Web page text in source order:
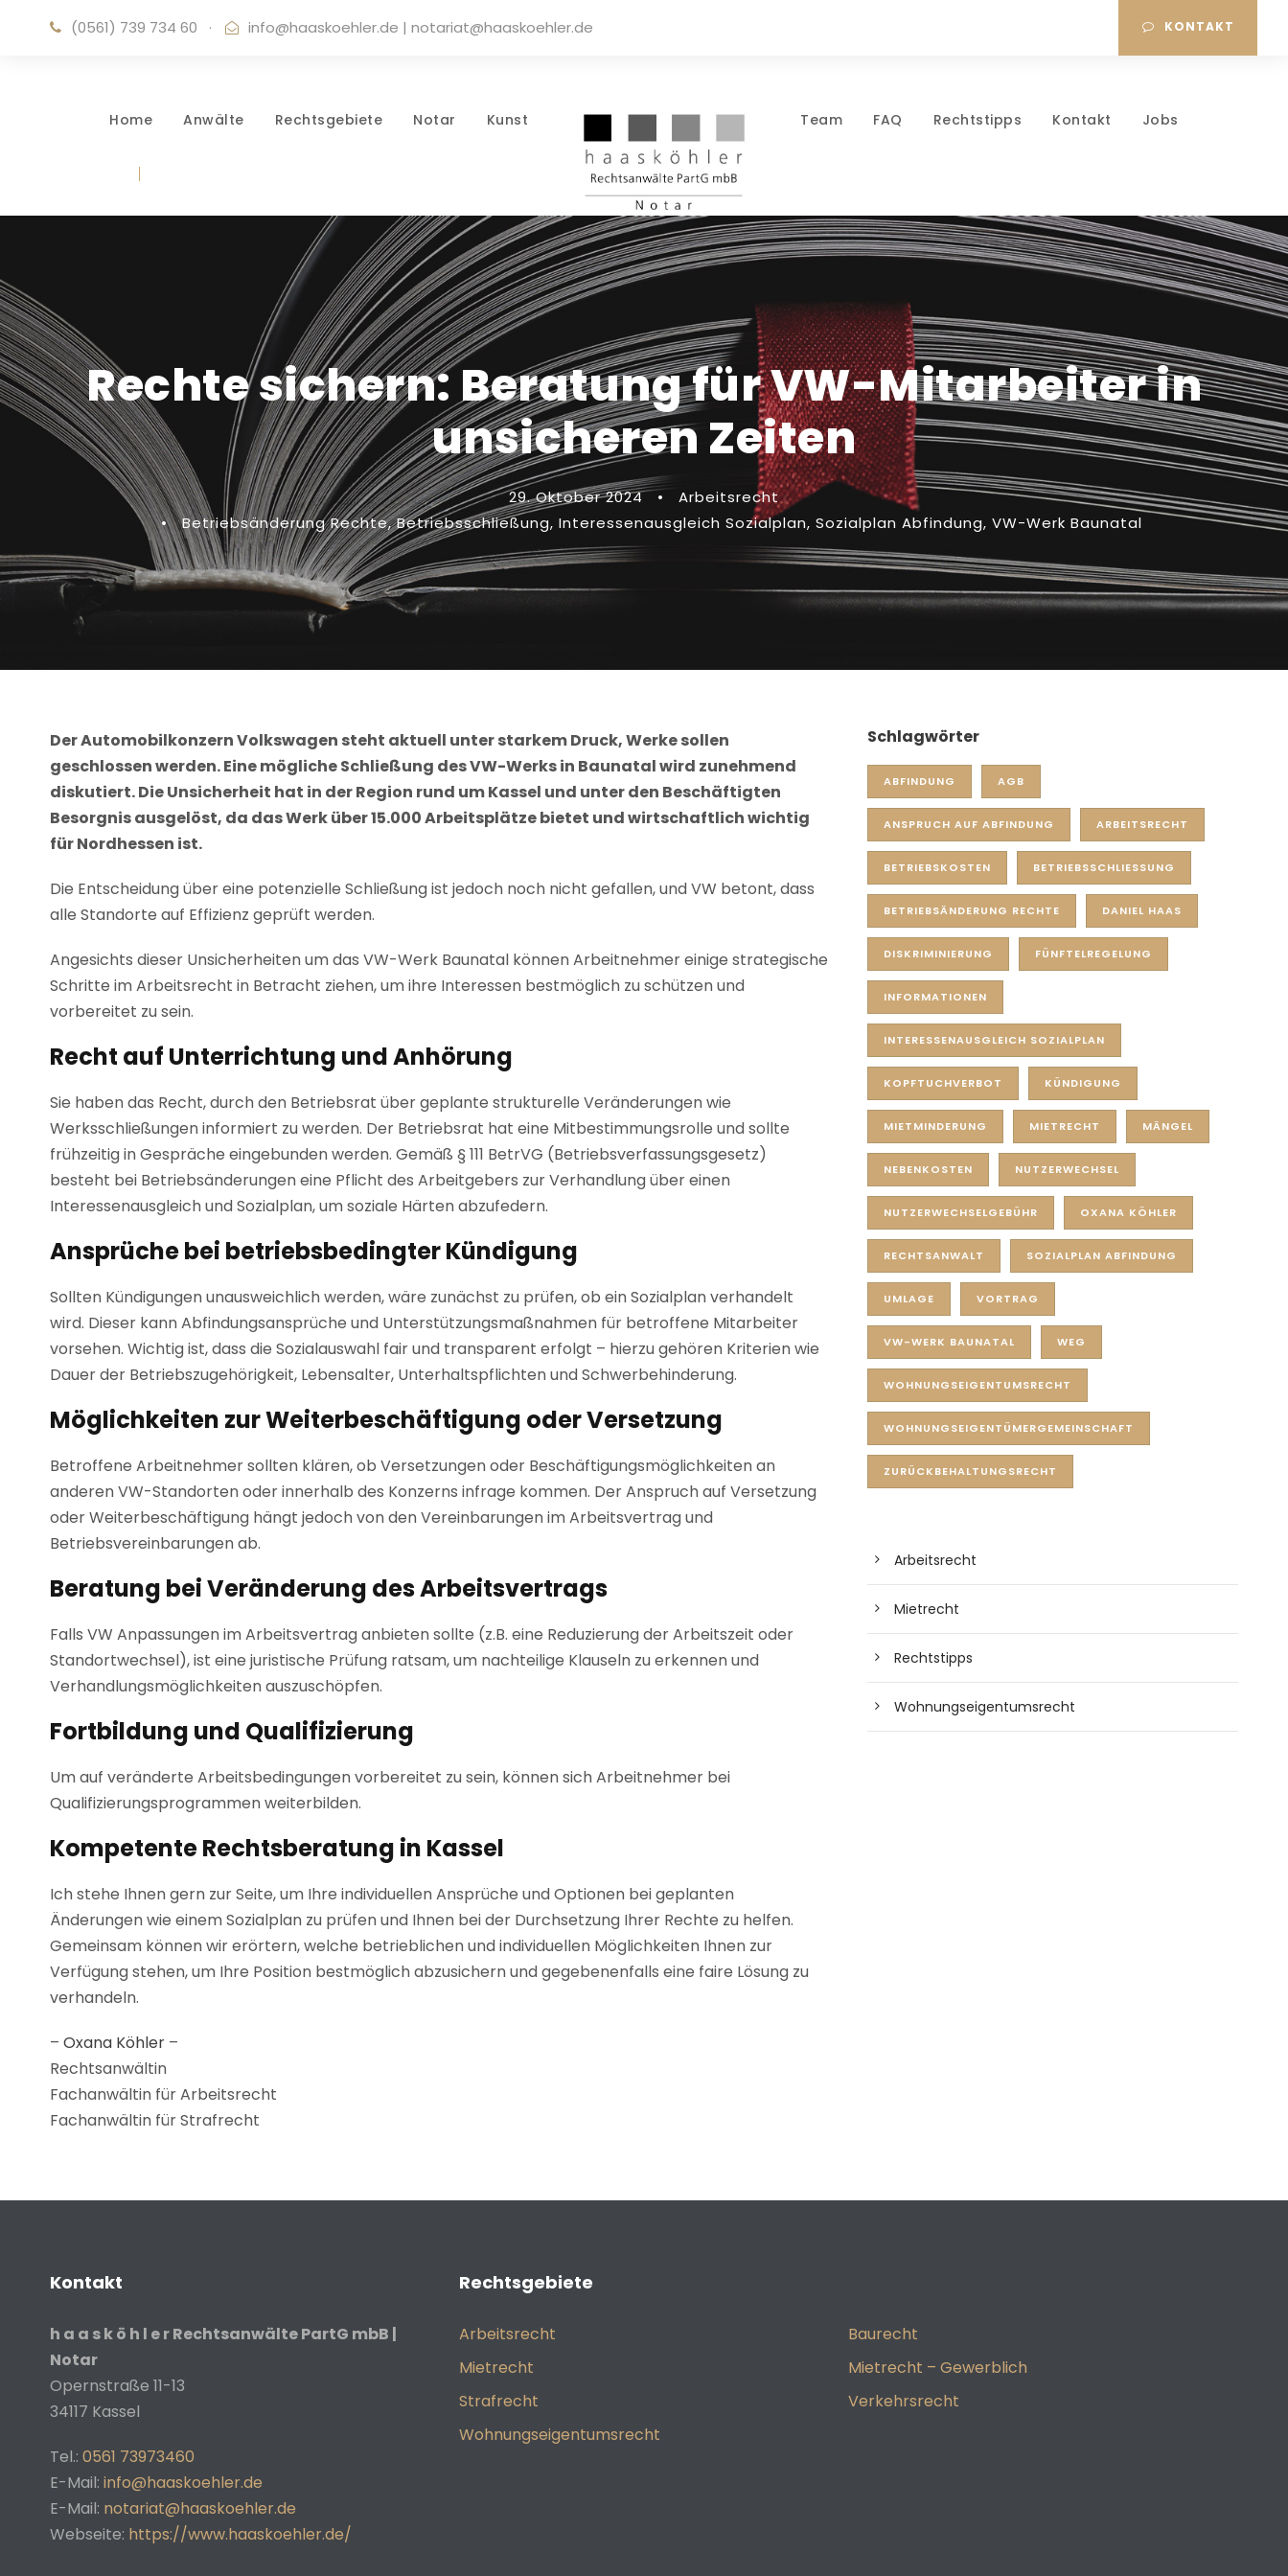
(0561) 739 734 60 · info@haaskoehler.de | notariat@haaskoehler.de KONTAKT
Home Anwälte Rechtsgebiete Notar Kunst Team FAQ Rechtstipps Kontakt Jobs
Rechte sichern: Beratung für VW-Mitarbeiter in
unsicheren Zeiten
29. Oktober 2024 •
Arbeitsrecht
•
Betriebsänderung Rechte, Betriebsschließung, Interessenausgleich Sozialplan, Sozialplan Abfindung, VW-Werk Baunatal
Der Automobilkonzern Volkswagen steht aktuell unter starkem Druck, Werke sollen
geschlossen werden. Eine mögliche Schließung des VW-Werks in Baunatal wird zunehmend
diskutiert. Die Unsicherheit hat in der Region rund um Kassel und unter den Beschäftigten
Besorgnis ausgelöst, da das Werk über 15.000 Arbeitsplätze bietet und wirtschaftlich wichtig
für Nordhessen ist.
Die Entscheidung über eine potenzielle Schließung ist jedoch noch nicht gefallen, und VW betont, dass
alle Standorte auf Effizienz geprüft werden.
Angesichts dieser Unsicherheiten um das VW-Werk Baunatal können Arbeitnehmer einige strategische
Schritte im Arbeitsrecht in Betracht ziehen, um ihre Interessen bestmöglich zu schützen und
vorbereitet zu sein.
Recht auf Unterrichtung und Anhörung
Sie haben das Recht, durch den Betriebsrat über geplante strukturelle Veränderungen wie
Werksschließungen informiert zu werden. Der Betriebsrat hat eine Mitbestimmungsrolle und sollte
frühzeitig in Gespräche eingebunden werden. Gemäß § 111 BetrVG (Betriebsverfassungsgesetz)
besteht bei Betriebsänderungen eine Pflicht des Arbeitgebers zur Verhandlung über einen
Interessenausgleich und Sozialplan, um soziale Härten abzufedern.
Ansprüche bei betriebsbedingter Kündigung
Sollten Kündigungen unausweichlich werden, wäre zunächst zu prüfen, ob ein Sozialplan verhandelt
wird. Dieser kann Abfindungsansprüche und Unterstützungsmaßnahmen für betroffene Mitarbeiter
vorsehen. Wichtig ist, dass die Sozialauswahl fair und transparent erfolgt – hierzu gehören Kriterien wie
Dauer der Betriebszugehörigkeit, Lebensalter, Unterhaltspflichten und Schwerbehinderung.
Möglichkeiten zur Weiterbeschäftigung oder Versetzung
Betroffene Arbeitnehmer sollten klären, ob Versetzungen oder Beschäftigungsmöglichkeiten an
anderen VW-Standorten oder innerhalb des Konzerns infrage kommen. Der Anspruch auf Versetzung
oder Weiterbeschäftigung hängt jedoch von den Vereinbarungen im Arbeitsvertrag und
Betriebsvereinbarungen ab.
Beratung bei Veränderung des Arbeitsvertrags
Falls VW Anpassungen im Arbeitsvertrag anbieten sollte (z.B. eine Reduzierung der Arbeitszeit oder
Standortwechsel), ist eine juristische Prüfung ratsam, um nachteilige Klauseln zu erkennen und
Verhandlungsmöglichkeiten auszuschöpfen.
Fortbildung und Qualifizierung
Um auf veränderte Arbeitsbedingungen vorbereitet zu sein, können sich Arbeitnehmer bei
Qualifizierungsprogrammen weiterbilden.
Kompetente Rechtsberatung in Kassel
Ich stehe Ihnen gern zur Seite, um Ihre individuellen Ansprüche und Optionen bei geplanten
Änderungen wie einem Sozialplan zu prüfen und Ihnen bei der Durchsetzung Ihrer Rechte zu helfen.
Gemeinsam können wir erörtern, welche betrieblichen und individuellen Möglichkeiten Ihnen zur
Verfügung stehen, um Ihre Position bestmöglich abzusichern und gegebenenfalls eine faire Lösung zu
verhandeln.
– Oxana Köhler –
Rechtsanwältin
Fachanwältin für Arbeitsrecht
Fachanwältin für Strafrecht
Schlagwörter
ABFINDUNG AGB
ANSPRUCH AUF ABFINDUNG ARBEITSRECHT
BETRIEBSKOSTEN BETRIEBSSCHLIESSUNG
BETRIEBSÄNDERUNG RECHTE DANIEL HAAS
DISKRIMINIERUNG FÜNFTELREGELUNG
INFORMATIONEN
INTERESSENAUSGLEICH SOZIALPLAN
KOPFTUCHVERBOT KÜNDIGUNG
MIETMINDERUNG MIETRECHT MÄNGEL
NEBENKOSTEN NUTZERWECHSEL
NUTZERWECHSELGEBÜHR OXANA KÖHLER
RECHTSANWALT SOZIALPLAN ABFINDUNG
UMLAGE VORTRAG
VW-WERK BAUNATAL WEG
WOHNUNGSEIGENTUMSRECHT
WOHNUNGSEIGENTÜMERGEMEINSCHAFT
ZURÜCKBEHALTUNGSRECHT
Arbeitsrecht
Mietrecht
Rechtstipps
Wohnungseigentumsrecht
Kontakt
h a a s k ö h l e r Rechtsanwälte PartG mbB |
Notar
Opernstraße 11-13
34117 Kassel
Tel.: 0561 73973460
E-Mail: info@haaskoehler.de
E-Mail: notariat@haaskoehler.de
Webseite: https://www.haaskoehler.de/
Rechtsgebiete
Arbeitsrecht
Baurecht
Mietrecht
Mietrecht – Gewerblich
Strafrecht
Verkehrsrecht
Wohnungseigentumsrecht